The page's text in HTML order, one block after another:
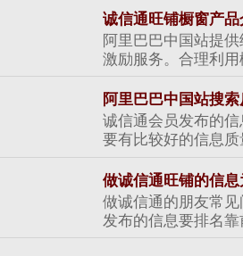
诚信通旺铺橱窗产品
阿里巴巴中国站提
激励服务。合理利用
阿里巴巴中国站搜
诚信通会员发布的
要有比较好的信息质
做诚信通旺铺的信息
做诚信通的朋友常
发布的信息要排名